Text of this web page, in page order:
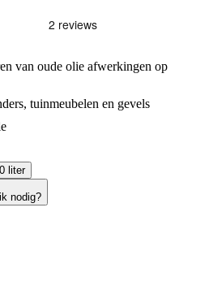
van oude olie afwerkingen op
tuinmeubelen en gevels
liter
nodig?